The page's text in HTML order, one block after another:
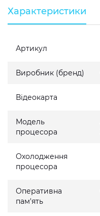
Характеристики
Артикул
Виробник (бренд)
Відеокарта
Модель
процесора
Охолодження
процесора
Оперативна
пам'ять